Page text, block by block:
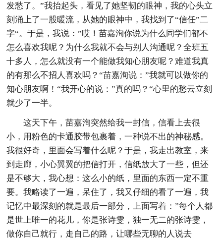
发愁了。”我抬起头，看见了她坚韧的眼神，我的心头立
刻涌上了一股暖流，从她的眼神中，我找到了“信任”二
字“。于是，我说：”哎！苗嘉洵你说为什么同学们都不
怎么喜欢我呢？为什么我就不会与别人沟通呢？全班五
十多人，怎么就没有一个能做我知心朋友呢？难道我真
的有那么不招人喜欢吗？“苗嘉洵说：”我就可以做你的
知心朋友啊！“我开心的说：”真的吗？“心里的愁云立刻
就少了一半。
这天下午，苗嘉洵突然给我一封信，信看上去很
小，用粉色的卡通胶带包裹着，一种说不出的神秘感。
我很好奇，里面会写着什么呢？于是，我走出教室，来
到走廊，小心翼翼的把信打开，信纸放大了一些，但还
是不够大，我心想：这么小的纸，里面的东西一定不重
要。我略读了一遍，呆住了，我又仔细的看了一遍，我
记忆中最深刻的就是最后一部分，上面写着：”每个人都
是世上唯一的花儿，你是张诗雯，独一无二的张诗雯，
做你自己就行，走自己的路，让哪些无聊的人说去